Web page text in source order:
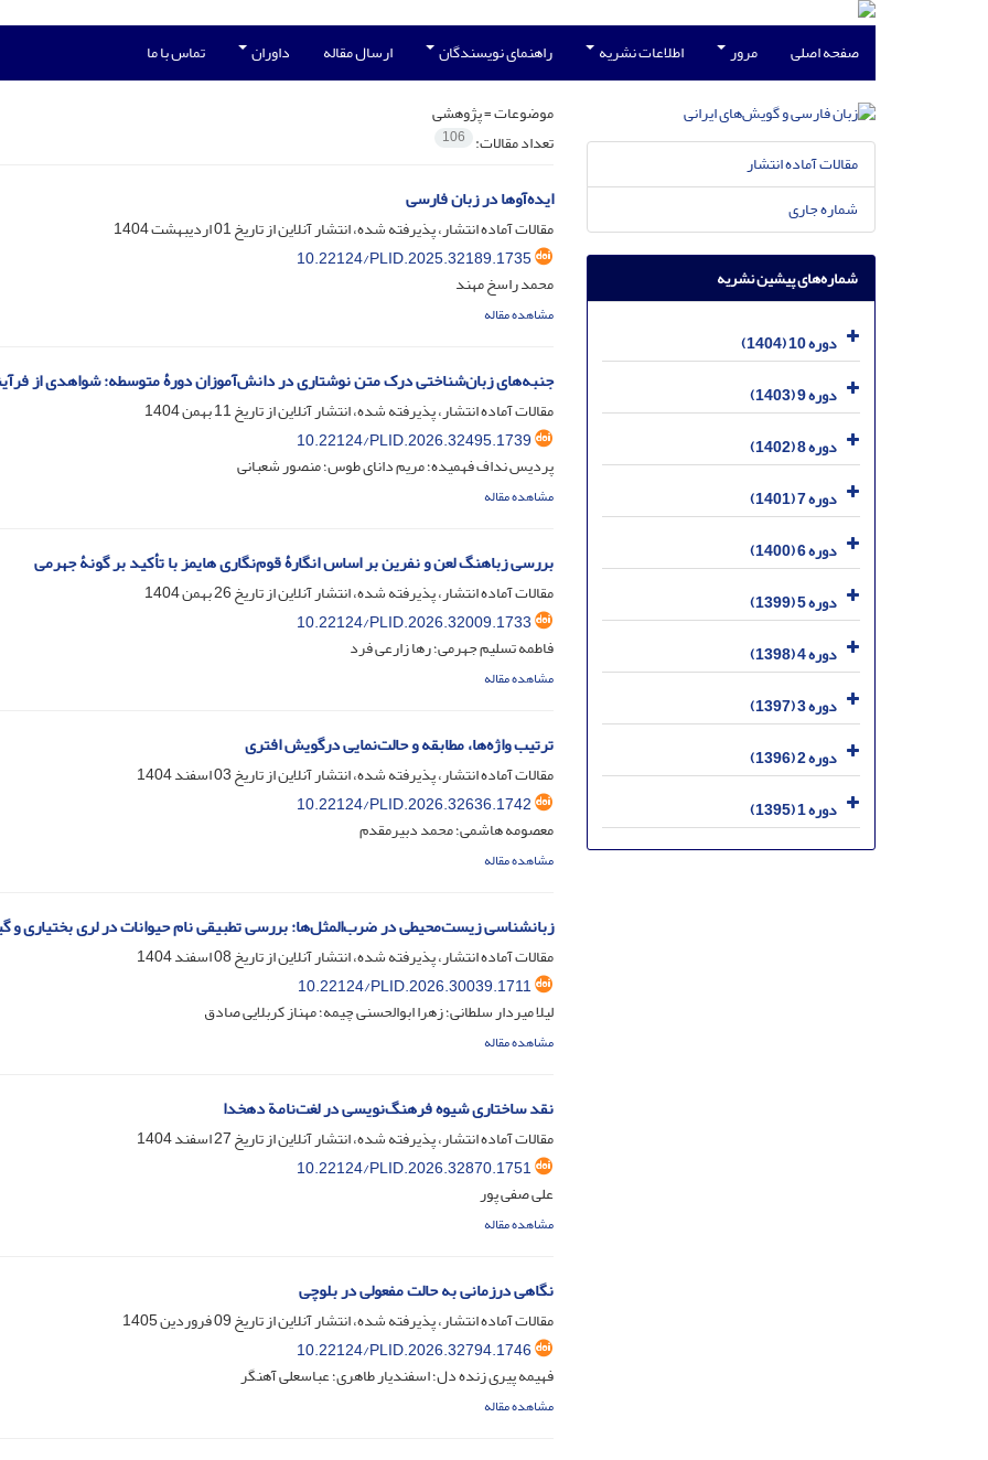
صفحه اصلی مرور اطلاعات نشریه راهنمای نویسندگان ارسال مقاله داوران تماس با ما
موضوعات =پژوهشی
تعداد مقالات: 106
ایده‌آوها در زبان فارسی
مقالات آماده انتشار، پذیرفته شده، انتشار آنلاین از تاریخ01 اردیبهشت 1404
10.22124/PLID.2025.32189.1735
محمد راسخ مهند
مشاهده مقاله
جنبه‌های زبان‌شناختی درک متن نوشتاری در دانش‌آموزان دورۀ متوسطه: شواهدی از
مقالات آماده انتشار، پذیرفته شده، انتشار آنلاین از تاریخ11 بهمن 1404
10.22124/PLID.2026.32495.1739
پردیس نداف فهمیده؛ مریم دانای طوس؛ منصور شعبانی
مشاهده مقاله
بررسی زباهنگ لعن و نفرین‌ بر اساس انگارۀ قوم‌نگاری هایمز با تأکید بر گونۀ جهرمی
مقالات آماده انتشار، پذیرفته شده، انتشار آنلاین از تاریخ26 بهمن 1404
10.22124/PLID.2026.32009.1733
فاطمه تسلیم جهرمی؛ رها زارعی فرد
مشاهده مقاله
ترتیب واژه‌ها، مطابقه و حالت‌نمایی درگویش‌ افتری
مقالات آماده انتشار، پذیرفته شده، انتشار آنلاین از تاریخ03 اسفند 1404
10.22124/PLID.2026.32636.1742
معصومه هاشمی؛ محمد دبیرمقدم
مشاهده مقاله
زبانشناسی زیست‌محیطی در ضرب‌المثل‌ها: بررسی تطبیقی نام حیوانات در لری بختیاری و
مقالات آماده انتشار، پذیرفته شده، انتشار آنلاین از تاریخ08 اسفند 1404
10.22124/PLID.2026.30039.1711
لیلا میردار سلطانی؛ زهرا ابوالحسنی چیمه؛ مهناز کربلایی صادق
مشاهده مقاله
نقد ساختاری شیوه فرهنگ‌نویسی در لغت‌نامة دهخدا
مقالات آماده انتشار، پذیرفته شده، انتشار آنلاین از تاریخ27 اسفند 1404
10.22124/PLID.2026.32870.1751
علی صفی پور
مشاهده مقاله
نگاهی درزمانی به حالت مفعولی در بلوچی
مقالات آماده انتشار، پذیرفته شده، انتشار آنلاین از تاریخ09 فروردین 1405
10.22124/PLID.2026.32794.1746
فهیمه پیری زنده دل؛ اسفندیار طاهری؛ عباسعلی آهنگر
مشاهده مقاله
مقالات آماده انتشار
شماره جاری
شماره‌های پیشین نشریه
دوره 10 (1404)
دوره 9 (1403)
دوره 8 (1402)
دوره 7 (1401)
دوره 6 (1400)
دوره 5 (1399)
دوره 4 (1398)
دوره 3 (1397)
دوره 2 (1396)
دوره 1 (1395)